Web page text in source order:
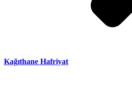
Kağıthane Hafriyat